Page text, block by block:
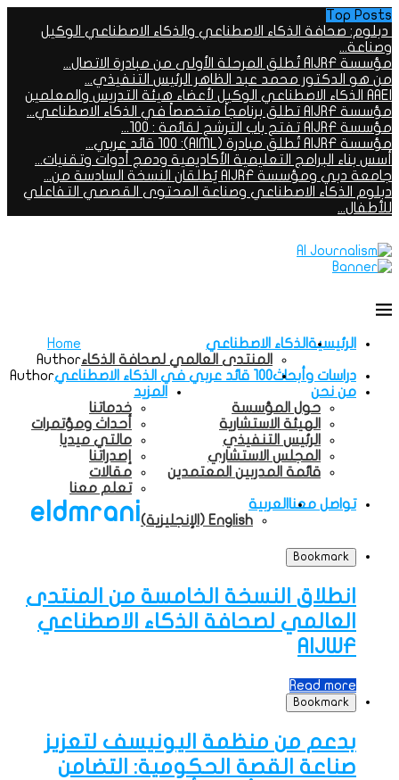
Top Posts
دبلوم: صحافة الذكاء الاصطناعي والذكاء الاصطناعي الوكيل
وصناعة...
مؤسسة AIJRF تُطلق المرحلة الأولى من مبادرة الاتصال...
من هو الدكتور محمد عبد الظاهر الرئيس التنفيذي...
AAEI الذكاء الاصطناعي الوكيل لأعضاء هيئة التدريس والمعلمين
مؤسسة AIJRF تطلق برنامجاً متخصصاً في الذكاء الاصطناعي...
مؤسسة AIJRF تفتح باب الترشح لقائمة : 100...
مؤسسة AIJRF تُطلق مبادرة (AIML): 100 قائد عربي...
أسس بناء البرامج التعليمية الأكاديمية ودمج أدوات وتقنيات...
جامعة دبي ومؤسسة AIJRF يُطلقان النسخة السادسة من...
دبلوم الذكاء الاصطناعي وصناعة المحتوى القصصي التفاعلي
للأطفال...
الرئيسيةالذكاء الاصطناعي
المنتدى العالمي لصحافة الذكاء
دراسات وأبحاث100 قائد عربي في الذكاء الاصطناعي
من نحن
حول المؤسسة
الهيئة الاستشارية
الرئيس التنفيذي
المجلس الاستشاري
قائمة المدربين المعتمدين
المزيد
خدماتنا
أحداث ومؤتمرات
مالتي ميديا
إصدراتنا
مقالات
تعلم معنا
تواصل معناالعربية
English
( الإنجليزية)
Home
Author
Author
eldmrani
Bookmark
انطلاق النسخة الخامسة من المنتدى
العالمي لصحافة الذكاء الاصطناعي
AIJWF
Read more
Bookmark
بدعم من منظمة اليونيسف لتعزيز
صناعة القصة الحكومية: التضامن